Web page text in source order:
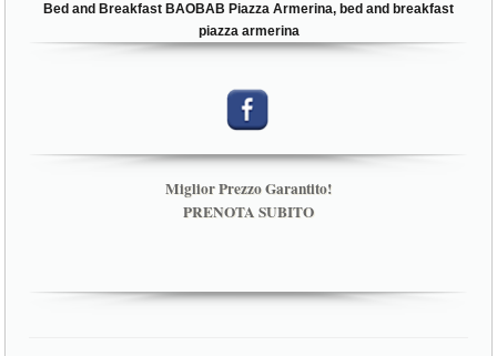
Bed and Breakfast BAOBAB Piazza Armerina, bed and breakfast
piazza armerina
Miglior Prezzo Garantito!
PRENOTA SUBITO